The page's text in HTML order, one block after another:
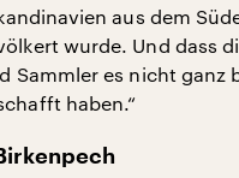
aus dem
wurde. Und dass
Sammler es nicht ganz
haben.“